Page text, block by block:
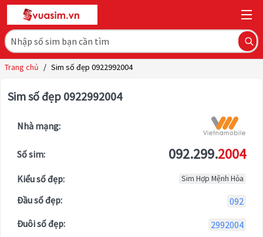
Trang chủ / Sim số đẹp 0922992004
Sim số đẹp 0922992004
Nhà mạng:
Số sim: 092.299.2004
Kiểu số đẹp: Sim Hợp Mệnh Hỏa
Đầu số đẹp:
092
Đuôi số đẹp:
2992004